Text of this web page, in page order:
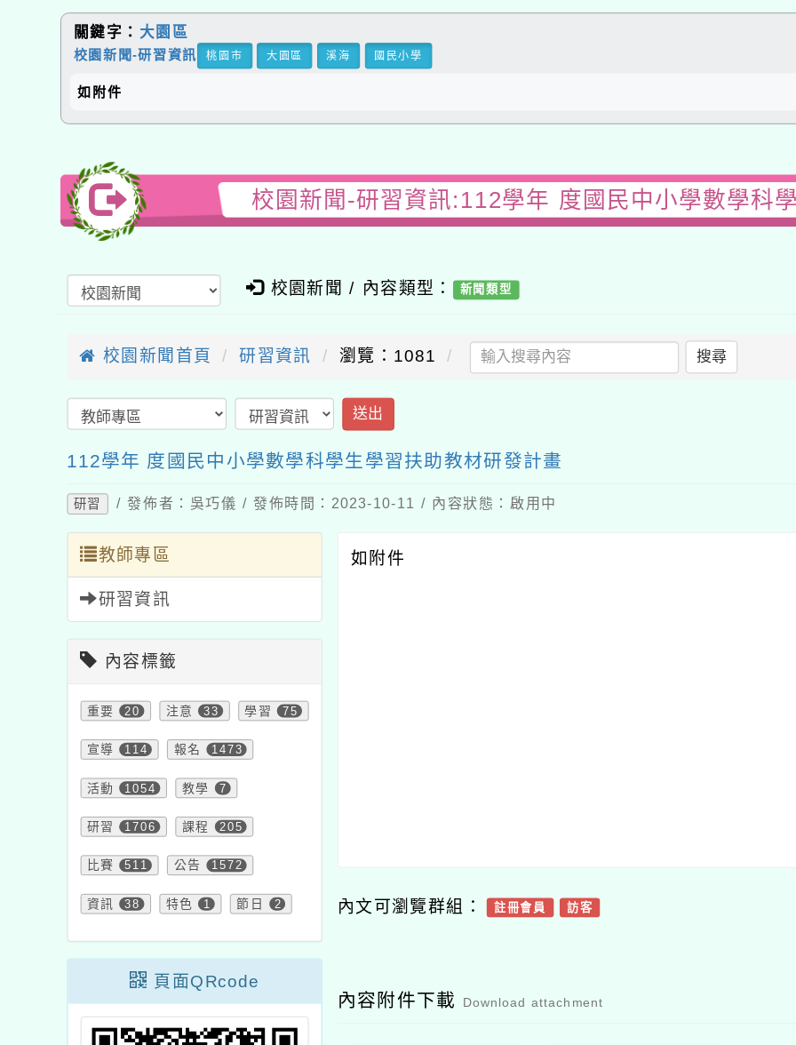
關鍵字： 大園區
校園新聞-研習資訊 桃園市 大園區 溪海 國民小學
如附件
校園新聞-研習資訊:112學年 度國民中小學數學科
校園新聞 / 內容類型： 新聞類型
校園新聞首頁 研習資訊 瀏覽：1081 搜尋
送出
112學年 度國民中小學數學科學生學習扶助教材研發計畫
研習 / 發佈者：吳巧儀 / 發佈時間：2023-10-11 / 內容狀態：啟用中
教師專區
研習資訊
內容標籤
重要 20 注意 33 學習 75
宣導 114 報名 1473
活動 1054 教學 7
研習 1706 課程 205
比賽 511 公告 1572
資訊 38 特色 1 節日 2
頁面QRcode
如附件
內文可瀏覽群組： 註冊會員 訪客
內容附件下載 Download attachment